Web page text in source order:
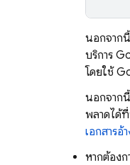
นอกจาก
บริการ
โดยใช้
นอกจาก
พลาดได้
เอกสารอ้
หากต้องก